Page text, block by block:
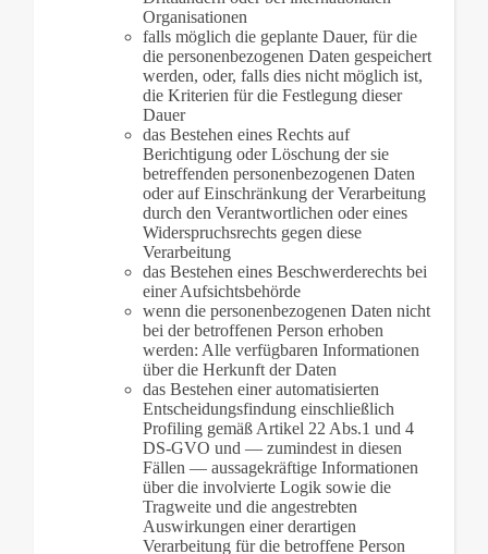
Organisationen
falls möglich die geplante Dauer, für die
die personenbezogenen Daten gespeichert
werden, oder, falls dies nicht möglich ist,
die Kriterien für die Festlegung dieser
Dauer
das Bestehen eines Rechts auf
Berichtigung oder Löschung der sie
betreffenden personenbezogenen Daten
oder auf Einschränkung der Verarbeitung
durch den Verantwortlichen oder eines
Widerspruchsrechts gegen diese
Verarbeitung
das Bestehen eines Beschwerderechts bei
einer Aufsichtsbehörde
wenn die personenbezogenen Daten nicht
bei der betroffenen Person erhoben
werden: Alle verfügbaren Informationen
über die Herkunft der Daten
das Bestehen einer automatisierten
Entscheidungsfindung einschließlich
Profiling gemäß Artikel 22 Abs.1 und 4
DS-GVO und — zumindest in diesen
Fällen — aussagekräftige Informationen
über die involvierte Logik sowie die
Tragweite und die angestrebten
Auswirkungen einer derartigen
Verarbeitung für die betroffene Person